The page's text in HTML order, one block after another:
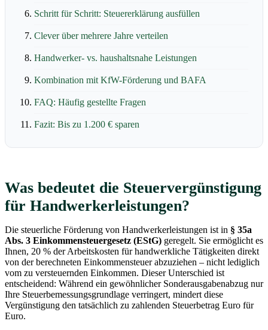
Schritt für Schritt: Steuererklärung ausfüllen
Clever über mehrere Jahre verteilen
Handwerker- vs. haushaltsnahe Leistungen
Kombination mit KfW-Förderung und BAFA
FAQ: Häufig gestellte Fragen
Fazit: Bis zu 1.200 € sparen
Was bedeutet die Steuervergünstigung
für Handwerkerleistungen?
Die steuerliche Förderung von Handwerkerleistungen ist in § 35a
Abs. 3 Einkommensteuergesetz (EStG) geregelt. Sie ermöglicht es
Ihnen, 20 % der Arbeitskosten für handwerkliche Tätigkeiten direkt
von der berechneten Einkommensteuer abzuziehen – nicht lediglich
vom zu versteuernden Einkommen. Dieser Unterschied ist
entscheidend: Während ein gewöhnlicher Sonderausgabenabzug nur
Ihre Steuerbemessungsgrundlage verringert, mindert diese
Vergünstigung den tatsächlich zu zahlenden Steuerbetrag Euro für
Euro.